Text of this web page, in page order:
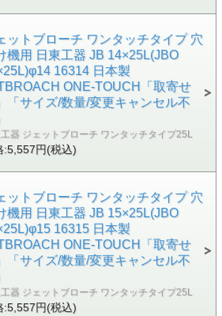
ットブローチ ワンタッチタイプ 穴
機用 日東工器 JB 14×25L(JBO
16314 日本製
ONE-TOUCH「取寄せ
「サイズ/数量/変更キャンセル不
工器 ジェットブローチ ワンタッチタイプ25L
:5,557円(税込)
ットブローチ ワンタッチタイプ 穴
機用 日東工器 JB 15×25L(JBO
16315 日本製
ONE-TOUCH「取寄せ
「サイズ/数量/変更キャンセル不
工器 ジェットブローチ ワンタッチタイプ25L
:5,557円(税込)